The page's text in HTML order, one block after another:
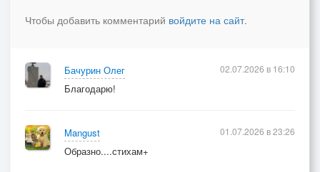
Чтобы добавить комментарий войдите на сайт.
Бачурин Олег
Благодарю!
02.07.2026 в 16:10
Mangust
Образно....стихам+
01.07.2026 в 23:26